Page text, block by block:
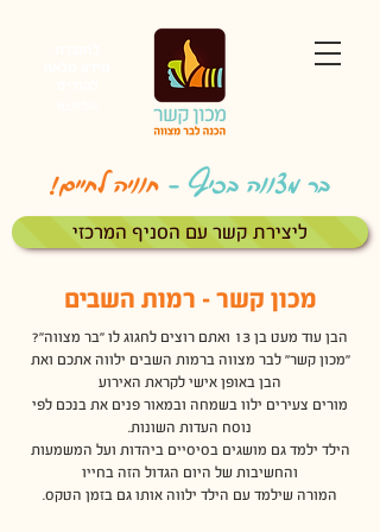
בר מצווה בכיף - חוויה לחיים!
ליצירת קשר עם הסניף המרכזי
מכון קשר - רמות השבים
הבן עוד מעט בן 13 ואתם רוצים לחגוג לו "בר מצווה"?
"מכון קשר" לבר מצווה ברמות השבים ילווה אתכם ואת
הבן באופן אישי לקראת האירוע
מורים צעירים ילוו בשמחה ובמאור פנים את בנכם לפי
נוסח העדות השונות.
הילד ילמד גם מושגים בסיסיים ביהדות ועל המשמעות
והחשיבות של היום הגדול הזה בחייו
המורה שילמד עם הילד ילווה אותו גם בזמן הטקס.